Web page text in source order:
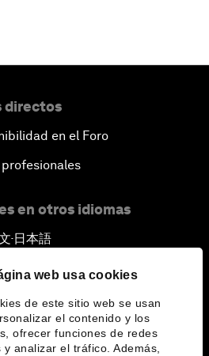
web usa cookies
de este sitio web se usan
el contenido y los
ofrecer funciones de redes
y analizar el tráfico. Además,
directos
en el Foro
en otros idiomas
▪ 日本語